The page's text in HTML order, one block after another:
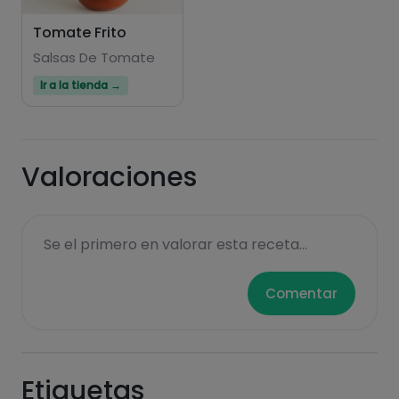
Tomate Frito
Salsas De Tomate
Ir a la tienda →
Valoraciones
Se el primero en valorar esta receta...
Comentar
Etiquetas